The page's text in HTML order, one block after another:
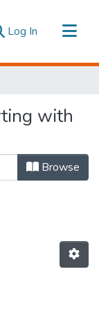
Log In (current)
with
Browse